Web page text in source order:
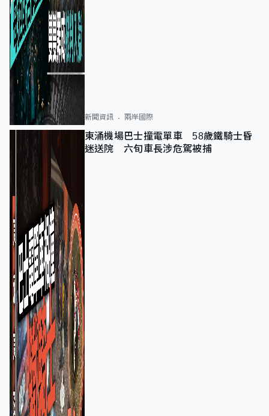
新聞資訊 兩岸國際
東涌機場巴士撞電單車 58歲鐵騎士昏
迷送院 六旬車長涉危駕被捕